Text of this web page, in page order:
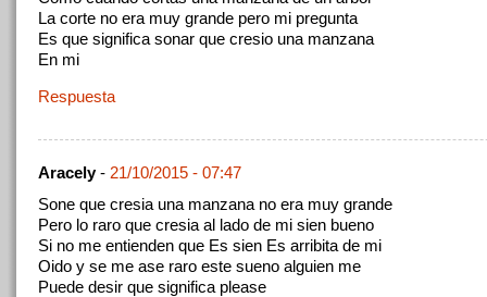
La corte no era muy grande pero mi pregunta
Es que significa sonar que cresio una manzana
En mi
Respuesta
Aracely- 21/10/2015 - 07:47
Sone que cresia una manzana no era muy grande
Pero lo raro que cresia al lado de mi sien bueno
Si no me entienden que Es sien Es arribita de mi
Oido y se me ase raro este sueno alguien me
Puede desir que significa please